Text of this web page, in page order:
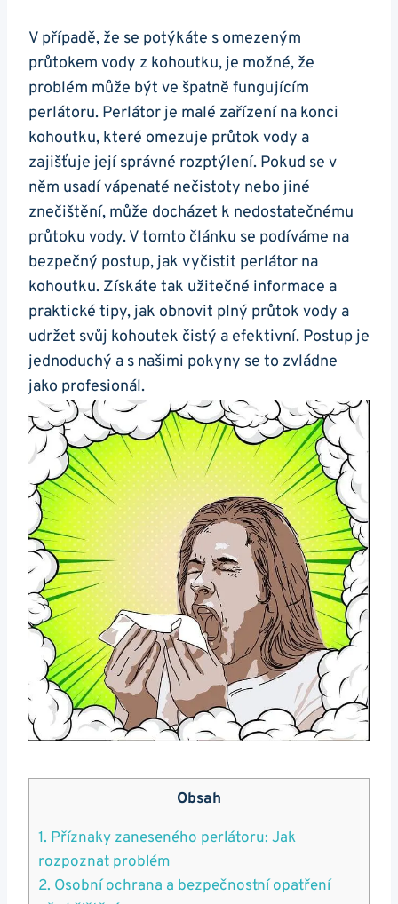
V případě, že se potýkáte s omezeným
průtokem vody z kohoutku, je možné, že
problém může být ve špatně fungujícím‌
perlátoru. Perlátor je malé zařízení na konci
kohoutku, které omezuje průtok vody a⁢
zajišťuje její správné rozptýlení. Pokud se v
něm usadí vápenaté nečistoty nebo jiné
znečištění,‌ může docházet k nedostatečnému
průtoku vody. V⁢ tomto článku se podíváme na
bezpečný postup, jak vyčistit perlátor na
kohoutku. Získáte tak užitečné informace a
praktické tipy, jak ⁢obnovit plný průtok vody a
udržet svůj⁤ kohoutek čistý a efektivní.‍ Postup je
jednoduchý a s našimi pokyny se to zvládne
jako profesionál.
Obsah
1. ​Příznaky zaneseného perlátoru: Jak
rozpoznat problém
2. Osobní ochrana ⁤a bezpečnostní ​opatření